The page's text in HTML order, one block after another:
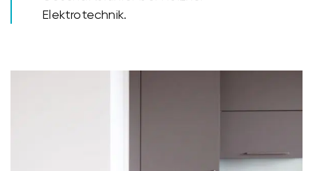
Elektrotechnik.